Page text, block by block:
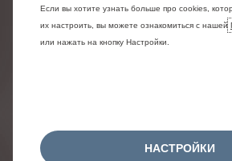
Если вы хотите узнать больше про cookies,
их настроить, вы можете ознакомиться с нашей
или нажать на кнопку Настройки.
НАСТРОЙКИ